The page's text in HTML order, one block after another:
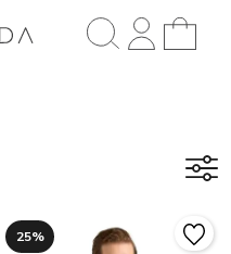
25%